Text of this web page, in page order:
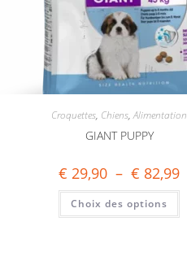
Croquettes, Chiens,Alimentation
GIANT PUPPY
€ 29,90 – € 82,99
Choix des options